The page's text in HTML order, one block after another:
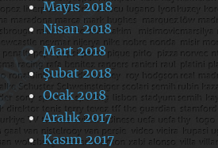
Mayıs 2018
Nisan 2018
Mart 2018
Şubat 2018
Ocak 2018
Aralık 2017
Kasım 2017